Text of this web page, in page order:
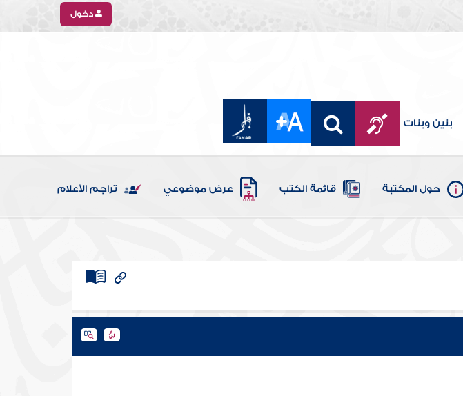
دخول
بنين وبنات
حول المكتبة قائمة الكتب عرض موضوعي تراجم الأعلام